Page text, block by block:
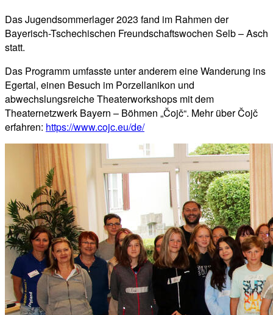
Das Jugendsommerlager 2023 fand im Rahmen der
Bayerisch-Tschechischen Freundschaftswochen Selb – Asch
statt.
Das Programm umfasste unter anderem eine Wanderung ins
Egertal, einen Besuch im Porzellanikon und
abwechslungsreiche Theaterworkshops mit dem
Theaternetzwerk Bayern – Böhmen „Čojč“. Mehr über Čojč
erfahren: https://www.cojc.eu/de/